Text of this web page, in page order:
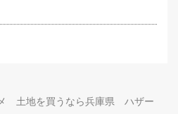
土地を買うなら兵庫県 ハザー